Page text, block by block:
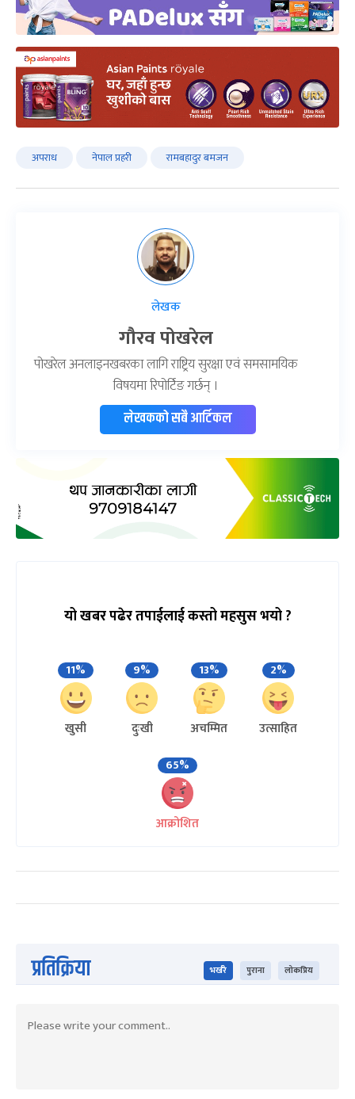
अपराध नेपाल प्रहरी रामबहादुर बमजन
लेखक
गौरव पोखरेल
पोखरेल अनलाइनखबरका लागि राष्ट्रिय सुरक्षा एवं समसामयिक
विषयमा रिपोर्टिङ गर्छन् ।
लेखकको सबै आर्टिकल
यो खबर पढेर तपाईलाई कस्तो महसुस भयो ?
11%
खुसी
9%
दुःखी
13%
अचम्मित
2%
उत्साहित
65%
आक्रोशित
प्रतिक्रिया भर्खरै पुराना लोकप्रिय